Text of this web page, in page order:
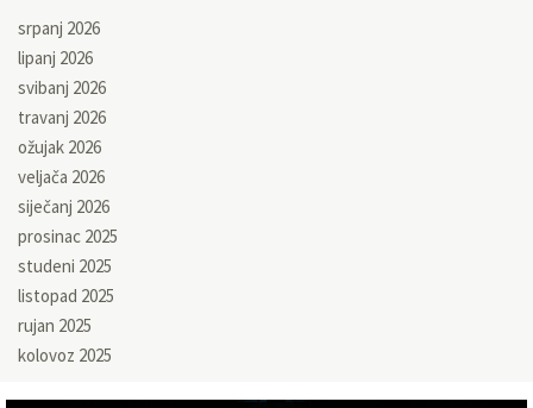
srpanj 2026
lipanj 2026
svibanj 2026
travanj 2026
ožujak 2026
veljača 2026
siječanj 2026
prosinac 2025
studeni 2025
listopad 2025
rujan 2025
kolovoz 2025